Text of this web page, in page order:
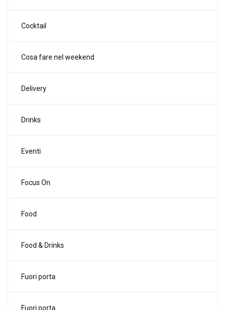
Cocktail
Cosa fare nel weekend
Delivery
Drinks
Eventi
Focus On
Food
Food & Drinks
Fuori porta
Fuori porta